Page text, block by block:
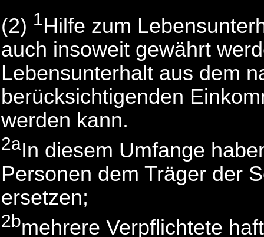
(2) 1Hilfe zum
auch insoweit gewährt
Lebensunterhalt aus dem
berücksichtigenden
werden kann.
2aIn diesem Umfange
Personen dem Träger der
ersetzen;
2bmehrere Verpflichtete